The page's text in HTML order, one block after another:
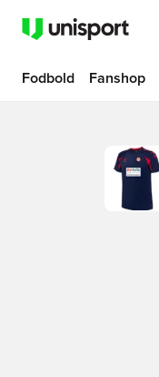
Fodbold Fanshop